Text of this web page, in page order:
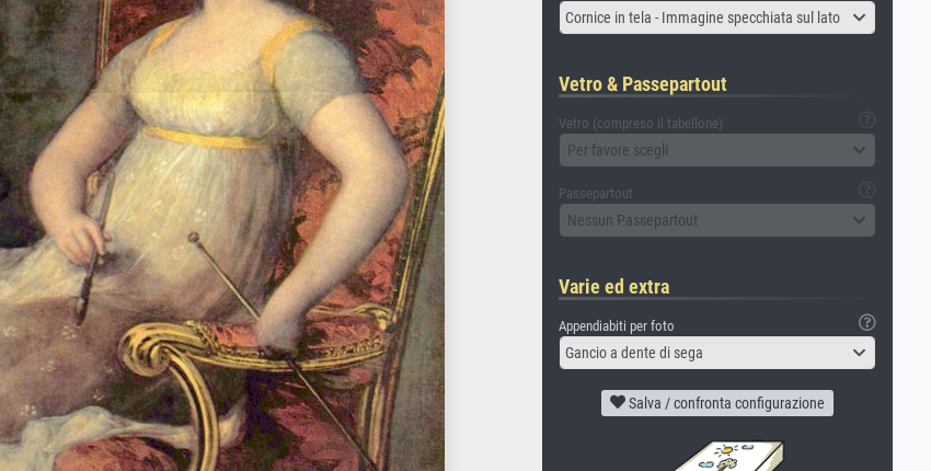
Cornice in tela - Immagine specchiata sul lato
Vetro & Passepartout
Vetro (compreso il tabellone)
Per favore scegli
Passepartout
Nessun Passepartout
Varie ed extra
Appendiabiti per foto
Gancio a dente di sega
Salva / confronta configurazione